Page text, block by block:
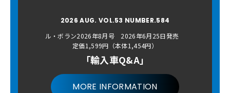
2026 AUG. VOL.53 NUMBER.584
ル・ボラン2026年8月号 2026年6月25日発売
定価1,599円（本体1,454円）
「輸入車Q&A」
MORE INFORMATION